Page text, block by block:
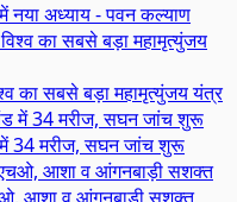
नया अध्याय - पवन कल्याण
का सबसे बड़ा महामृत्युंजय यंत्र
34 मरीज, सघन जांच शुरू